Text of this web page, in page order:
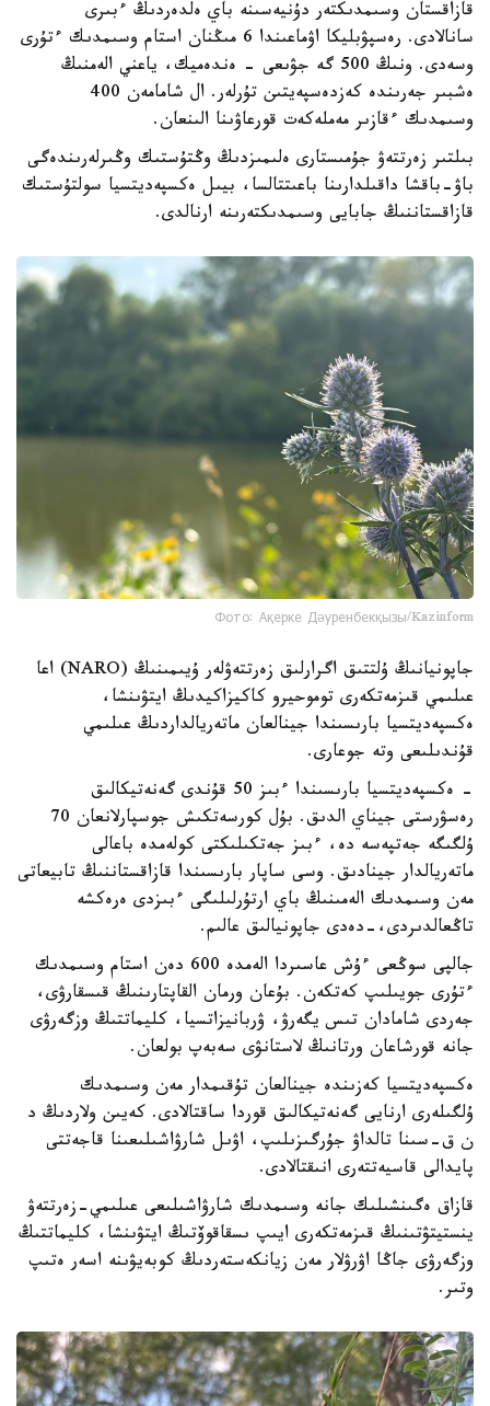
قازاقستان وسىمدىكتەر دۇنيەسىنە باي ەلدەردىڭ ءبىرى
سانالادى. رەسپۋبليكا اۋماعىندا 6 مىڭنان استام وسىمدىك ءتۇرى
وسەدى. ونىڭ 500 گە جۋىعى - ەندەميك، ياعني الەمنىڭ
ەشبىر جەرىندە كەزدەسپەيتىن تۇرلەر. ال شامامەن 400
وسىمدىك ءقازىر مەملەكەت قورعاۋىنا الىنعان.
بىلتىر زەرتتەۋ جۇمىستارى ەلىمىزدىڭ وڭتۇستىك وڭىرلەرىندەگى
باۋ-باقشا داقىلدارىنا باعىتتالسا، بيىل ەكسپەديتسيا سولتۇستىك
قازاقستاننىڭ جابايى وسىمدىكتەرىنە ارنالدى.
Фото: Ақерке Дәуренбекқызы/Kazinform
جاپونيانىڭ ۇلتتىق اگرارلىق زەرتتەۋلەر ۇيىمىنىڭ (NARO) اعا
عىلىمي قىزمەتكەرى توموحيرو كاكيزاكيدىڭ ايتۋىنشا،
ەكسپەديتسيا بارىسىندا جينالعان ماتەريالداردىڭ عىلىمي
قۇندىلىعى وتە جوعارى.
- ەكسپەديتسيا بارىسىندا ءبىز 50 قۇندى گەنەتيكالىق
رەسۋرستى جيناي الدىق. بۇل كورسەتكىش جوسپارلانعان 70
ۇلگىگە جەتپەسە دە، ءبىز جەتكىلىكتى كولەمدە باعالى
ماتەريالدار جينادىق. وسى ساپار بارىسىندا قازاقستاننىڭ تابيعاتى
مەن وسىمدىك الەمىنىڭ باي ارتۇرلىلىگى ءبىزدى ەرەكشە
تاڭعالدىردى،-دەدى جاپونيالىق عالىم.
جالپى سوڭعى ءۇش عاسىردا الەمدە 600 دەن استام وسىمدىك
ءتۇرى جويىلىپ كەتكەن. بۇعان ورمان القاپتارىنىڭ قىسقارۋى،
جەردى شامادان تىس يگەرۋ، ۋربانيزاتسيا، كليماتتىڭ وزگەرۋى
جانە قورشاعان ورتانىڭ لاستانۋى سەبەپ بولعان.
ەكسپەديتسيا كەزىندە جينالعان تۇقىمدار مەن وسىمدىك
ۇلگىلەرى ارنايى گەنەتيكالىق قوردا ساقتالادى. كەيىن ولاردىڭ د
ن ق-سىنا تالداۋ جۇرگىزىلىپ، اۋىل شارۋاشىلىعىنا قاجەتتى
پايدالى قاسيەتتەرى انىقتالادى.
قازاق ەگىنشىلىك جانە وسىمدىك شارۋاشىلىعى عىلىمي-زەرتتەۋ
ينستيتۋتىنىڭ قىزمەتكەرى ايىپ ىسقاقوۆتىڭ ايتۋىنشا، كليماتتىڭ
وزگەرۋى جاڭا اۋرۋلار مەن زيانكەستەردىڭ كوبەيۋىنە اسەر ەتىپ
وتىر.